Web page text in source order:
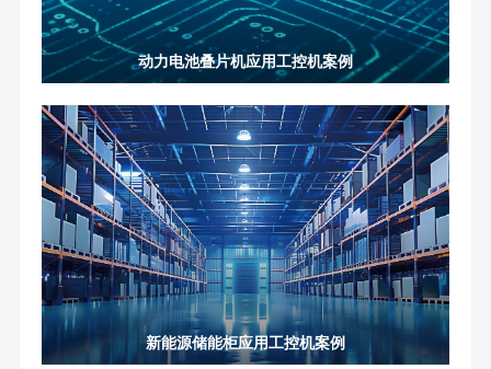
动力电池叠片机应用工控机案例
新能源储能柜应用工控机案例